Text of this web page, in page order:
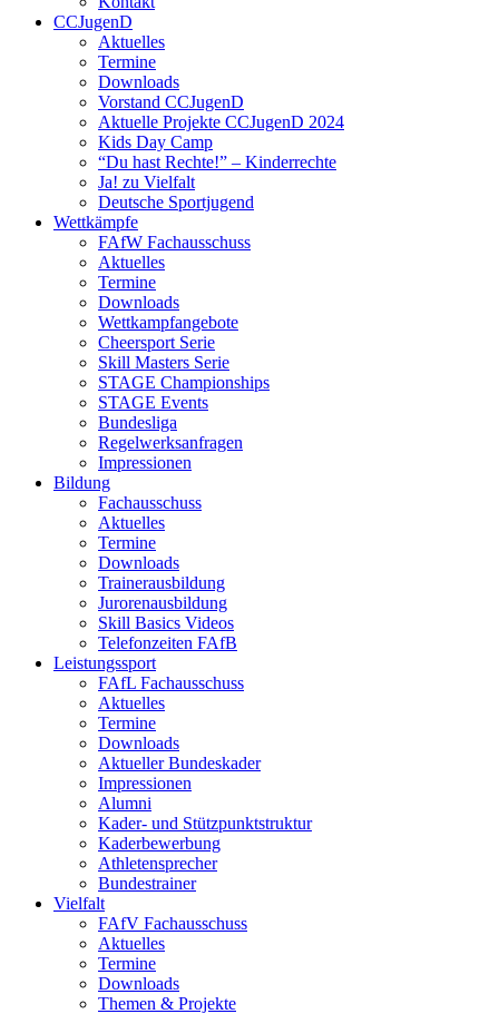
CCJugenD
Aktuelles
Termine
Downloads
Vorstand CCJugenD
Aktuelle Projekte CCJugenD 2024
Kids Day Camp
“Du hast Rechte!” – Kinderrechte
Ja! zu Vielfalt
Deutsche Sportjugend
Wettkämpfe
FAfW Fachausschuss
Aktuelles
Termine
Downloads
Wettkampfangebote
Cheersport Serie
Skill Masters Serie
STAGE Championships
STAGE Events
Bundesliga
Regelwerksanfragen
Impressionen
Bildung
Fachausschuss
Aktuelles
Termine
Downloads
Trainerausbildung
Jurorenausbildung
Skill Basics Videos
Telefonzeiten FAfB
Leistungssport
FAfL Fachausschuss
Aktuelles
Termine
Downloads
Aktueller Bundeskader
Impressionen
Alumni
Kader- und Stützpunktstruktur
Kaderbewerbung
Athletensprecher
Bundestrainer
Vielfalt
FAfV Fachausschuss
Aktuelles
Termine
Downloads
Themen & Projekte